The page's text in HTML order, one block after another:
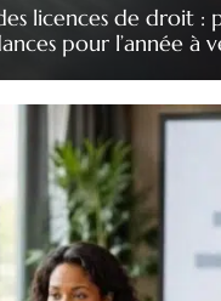
licences de droit :
pour l’année à